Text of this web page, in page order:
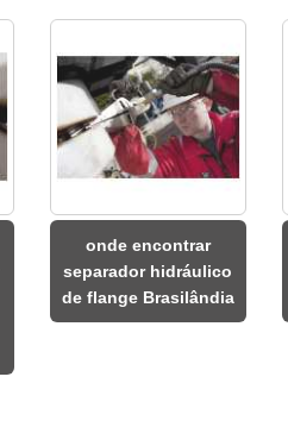
onde encontrar
separador hidráulico
de flange Brasilândia